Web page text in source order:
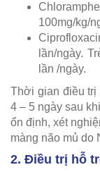
100mg/kg/
lần/ngày.
lần /ngày.
Thời gian điều trị
4 – 5 ngày sau
ổn định, xét
màng não mủ do
2. Điều trị hỗ